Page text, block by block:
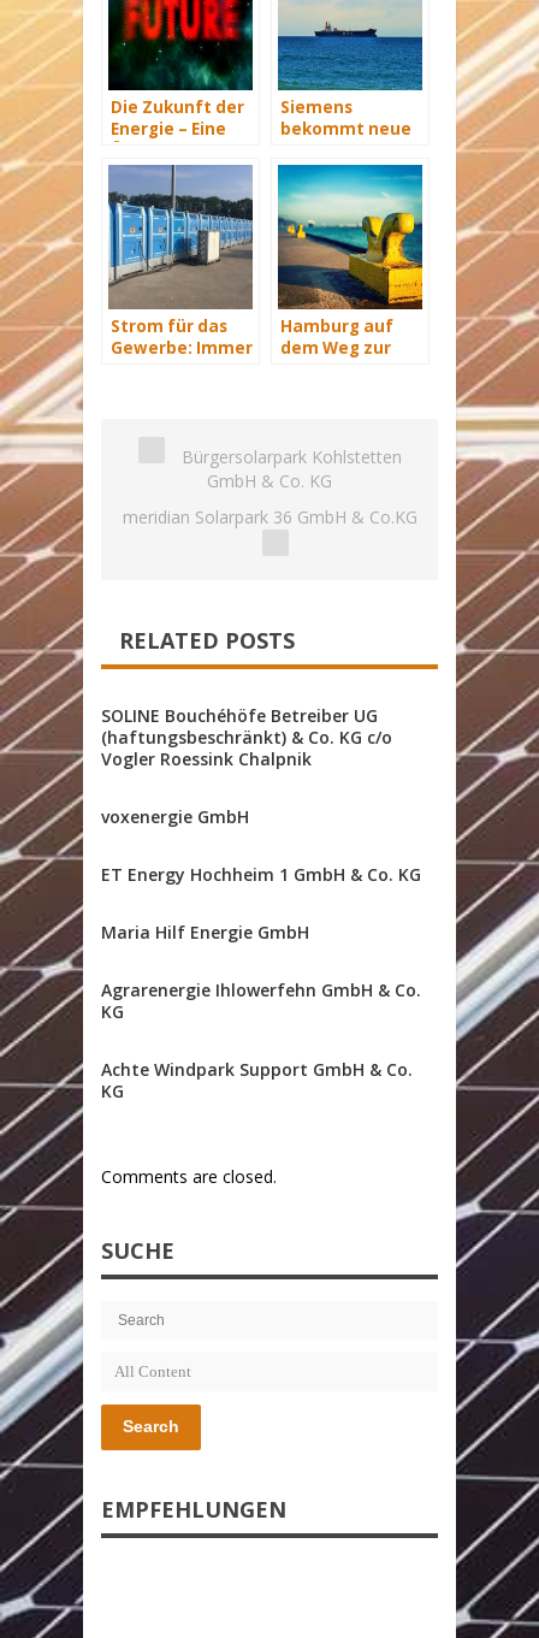
Die Zukunft der
Energie – Eine
Siemens
bekommt neue
Schiffe
Strom für das
Gewerbe: Immer
Hamburg auf
dem Weg zur
Bürgersolarpark Kohlstetten
GmbH & Co. KG
meridian Solarpark 36 GmbH & Co.KG
RELATED POSTS
SOLINE Bouchéhöfe Betreiber UG
(haftungsbeschränkt) & Co. KG c/o
Vogler Roessink Chalpnik
voxenergie GmbH
ET Energy Hochheim 1 GmbH & Co. KG
Maria Hilf Energie GmbH
Agrarenergie Ihlowerfehn GmbH & Co.
KG
Achte Windpark Support GmbH & Co.
KG
Comments are closed.
SUCHE
Search
EMPFEHLUNGEN